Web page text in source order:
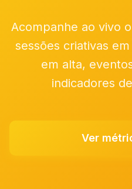
Acompanhe ao vivo
sessões criativas
em alta,
indicadores
Ver